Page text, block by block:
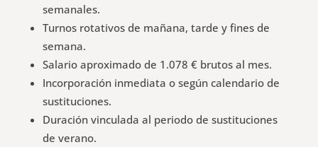
semanales.
Turnos rotativos de mañana, tarde y fines de
semana.
Salario aproximado de 1.078 € brutos al mes.
Incorporación inmediata o según calendario de
sustituciones.
Duración vinculada al periodo de sustituciones
de verano.